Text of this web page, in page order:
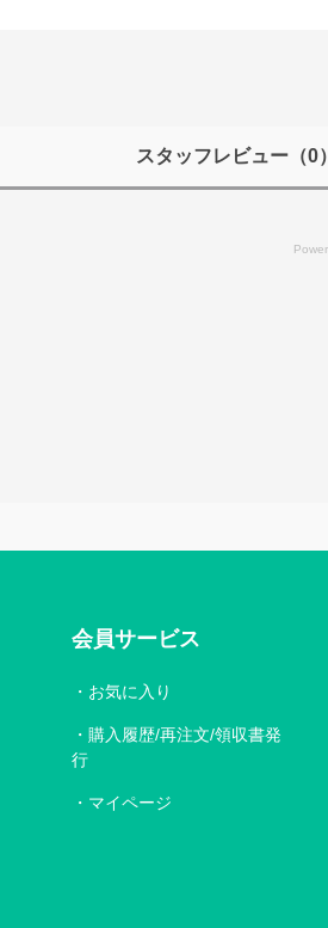
スタッフレビュー（0）
会員サービス
お気に入り
購入履歴/再注文/領収書発
行
マイページ